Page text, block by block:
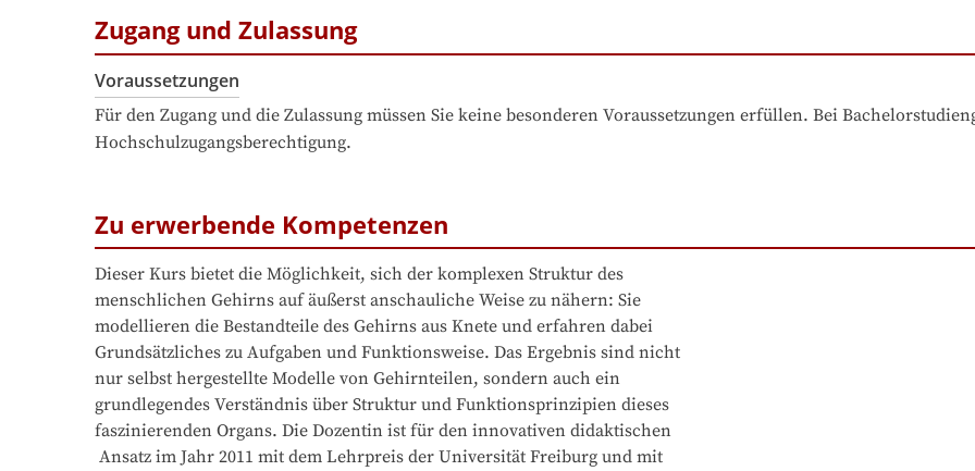
Zugang und Zulassung
Voraussetzungen
Für den Zugang und die Zulassung müssen Sie keine besonderen Voraussetzungen erfüllen. Bei
Hochschulzugangsberechtigung.
Zu erwerbende Kompetenzen
Dieser Kurs bietet die Möglichkeit, sich der komplexen Struktur des
menschlichen Gehirns auf äußerst anschauliche Weise zu nähern: Sie
modellieren die Bestandteile des Gehirns aus Knete und erfahren dabei
Grundsätzliches zu Aufgaben und Funktionsweise. Das Ergebnis sind nicht
nur selbst hergestellte Modelle von Gehirnteilen, sondern auch ein
grundlegendes Verständnis über Struktur und Funktionsprinzipien dieses
faszinierenden Organs. Die Dozentin ist für den innovativen didaktischen